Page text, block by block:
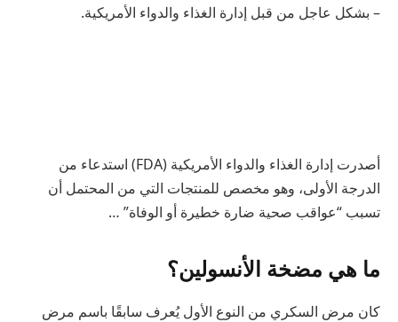
– بشكل عاجل من قبل إدارة الغذاء والدواء الأمريكية.
أصدرت إدارة الغذاء والدواء الأمريكية (FDA) استدعاء من
الدرجة الأولى، وهو مخصص للمنتجات التي من المحتمل أن
تسبب “عواقب صحية ضارة خطيرة أو الوفاة” …
ما هي مضخة الأنسولين؟
كان مرض السكري من النوع الأول يُعرف سابقًا باسم مرض